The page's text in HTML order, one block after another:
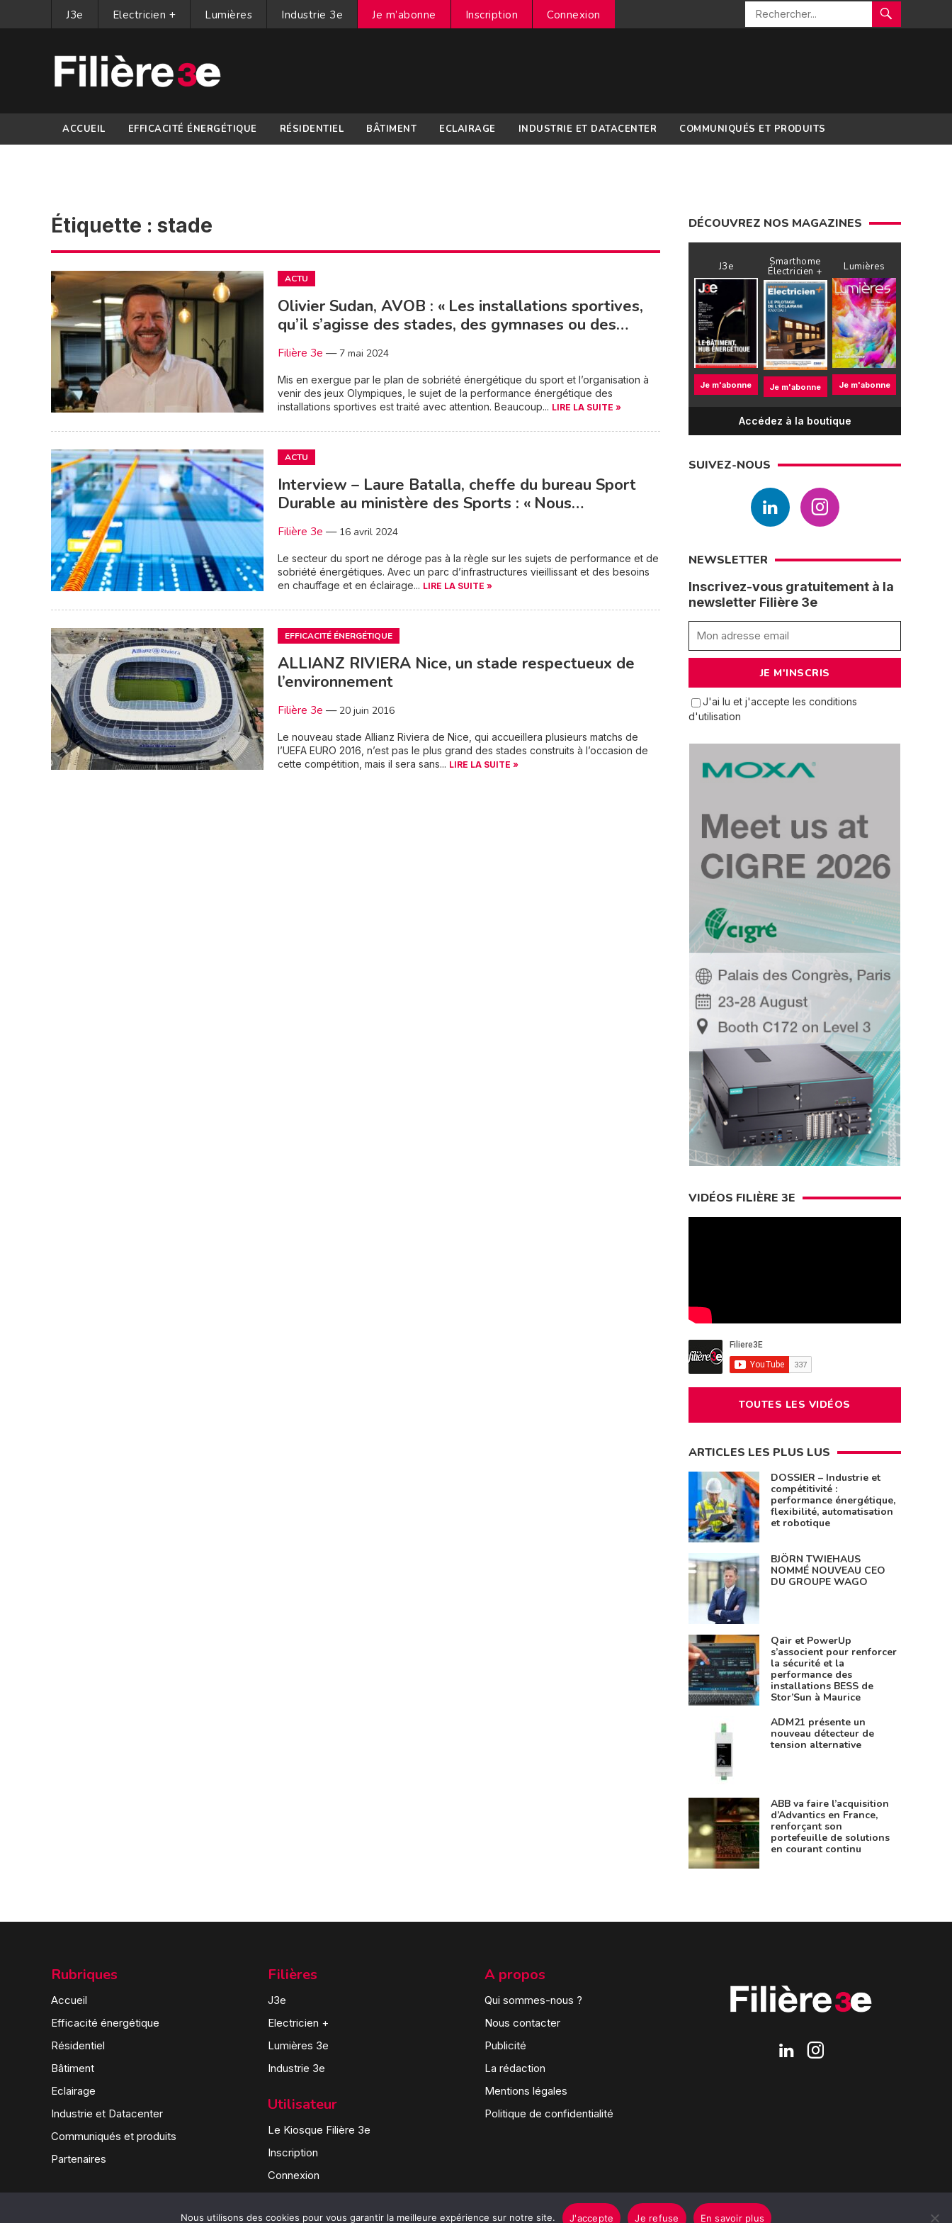
J3e Electricien + Lumières Industrie 3e Je m’abonne Inscription Connexion
ACCUEIL EFFICACITÉ ÉNERGÉTIQUE RÉSIDENTIEL BÂTIMENT ECLAIRAGE INDUSTRIE ET DATACENTER COMMUNIQUÉS ET PRODUITS
Étiquette : stade
ACTU
Olivier Sudan, AVOB : « Les installations sportives,
qu’il s’agisse des stades, des gymnases ou des…
Filière 3e — 7 mai 2024
Mis en exergue par le plan de sobriété énergétique du sport et l’organisation à
venir des jeux Olympiques, le sujet de la performance énergétique des
installations sportives est traité avec attention. Beaucoup... LIRE LA SUITE »
ACTU
Interview – Laure Batalla, cheffe du bureau Sport
Durable au ministère des Sports : « Nous…
Filière 3e — 16 avril 2024
Le secteur du sport ne déroge pas à la règle sur les sujets de performance et de
sobriété énergétiques. Avec un parc d’infrastructures vieillissant et des besoins
en chauffage et en éclairage... LIRE LA SUITE »
EFFICACITÉ ÉNERGÉTIQUE
ALLIANZ RIVIERA Nice, un stade respectueux de
l’environnement
Filière 3e — 20 juin 2016
Le nouveau stade Allianz Riviera de Nice, qui accueillera plusieurs matchs de
l’UEFA EURO 2016, n’est pas le plus grand des stades construits à l’occasion de
cette compétition, mais il sera sans... LIRE LA SUITE »
DÉCOUVREZ NOS MAGAZINES
J3e
Je m'abonne
Smarthome
Électricien +
Je m'abonne
Lumières
Je m'abonne
Accédez à la boutique
SUIVEZ-NOUS
NEWSLETTER
Inscrivez-vous gratuitement à la
newsletter Filière 3e
J'ai lu et j'accepte les conditions
d'utilisation
VIDÉOS FILIÈRE 3E
TOUTES LES VIDÉOS
ARTICLES LES PLUS LUS
DOSSIER – Industrie et
compétitivité :
performance énergétique,
flexibilité, automatisation
et robotique
BJÖRN TWIEHAUS
NOMMÉ NOUVEAU CEO
DU GROUPE WAGO
Qair et PowerUp
s’associent pour renforcer
la sécurité et la
performance des
installations BESS de
Stor’Sun à Maurice
ADM21 présente un
nouveau détecteur de
tension alternative
ABB va faire l’acquisition
d’Advantics en France,
renforçant son
portefeuille de solutions
en courant continu
Rubriques
Accueil
Efficacité énergétique
Résidentiel
Bâtiment
Eclairage
Industrie et Datacenter
Communiqués et produits
Partenaires
Filières
J3e
Electricien +
Lumières 3e
Industrie 3e
Utilisateur
Le Kiosque Filière 3e
Inscription
Connexion
A propos
Qui sommes-nous ?
Nous contacter
Publicité
La rédaction
Mentions légales
Politique de confidentialité
Nous utilisons des cookies pour vous garantir la meilleure expérience sur notre site. J'accepte Je refuse En savoir plus